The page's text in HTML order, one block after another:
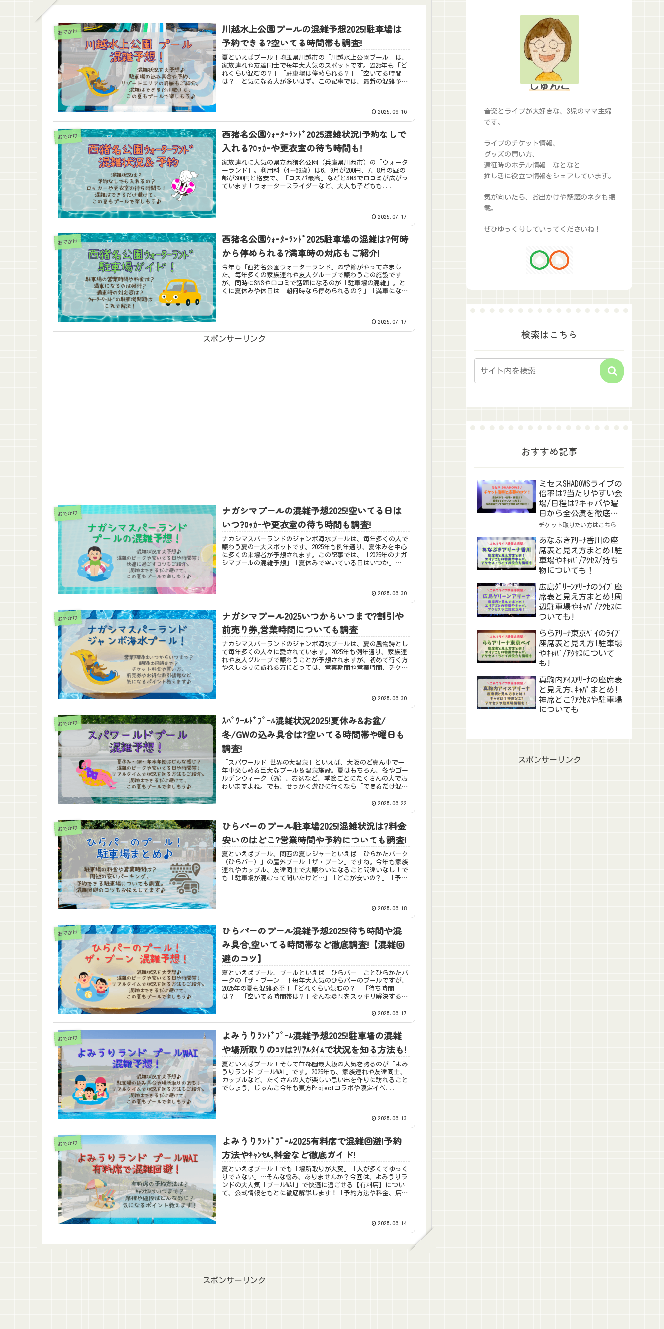
おでかけ
川越水上公園プールの混雑予想2025!駐車場は
予約できる?空いてる時間帯も調査!
夏といえばプール！埼玉県川越市の「川越水上公園プール」は、
家族連れや友達同士で毎年大人気のスポットです。2025年も「ど
れくらい混むの？」「駐車場は停められる？」「空いてる時間
は？」と気になる人が多いはず。この記事では、最新の混雑予想
2025.06.16
おでかけ
西猪名公園ｳｫｰﾀｰﾗﾝﾄﾞ2025混雑状況!予約なしで
入れる?ﾛｯｶｰや更衣室の待ち時間も!
家族連れに人気の県立西猪名公園（兵庫県川西市）の「ウォータ
ーランド」。利用料（4～69歳）は6、9月が200円、7、8月の昼の
部が300円と格安で、「コスパ最高」などとSNSで口コミが広がっ
ています！ウォータースライダーなど、大人も子どもも...
2025.07.17
おでかけ
西猪名公園ｳｫｰﾀｰﾗﾝﾄﾞ2025駐車場の混雑は?何時
から停められる?満車時の対応もご紹介!
今年も「西猪名公園ウォーターランド」の季節がやってきまし
た。毎年多くの家族連れや友人グループで賑わうこの施設です
が、同時にSNSや口コミで話題になるのが「駐車場の混雑」。と
くに夏休みや休日は「朝何時なら停められるの？」「満車になっ
2025.07.17
スポンサーリンク
おでかけ
ナガシマプールの混雑予想2025!空いてる日は
いつ?ﾛｯｶｰや更衣室の待ち時間も調査!
ナガシマスパーランドのジャンボ海水プールは、毎年多くの人で
賑わう夏の一大スポットです。2025年も例年通り、夏休みを中心
に多くの来場者が予想されます。この記事では、「2025年のナガ
シマプールの混雑予想」「夏休みで空いている日はいつか」
2025.06.30
おでかけ
ナガシマプール2025いつからいつまで?割引や
前売り券,営業時間についても調査
ナガシマスパーランドのジャンボ海水プールは、夏の風物詩とし
て毎年多くの人々に愛されています。2025年も例年通り、家族連
れや友人グループで賑わうことが予想されますが、初めて行く方
や久しぶりに訪れる方にとっては、営業期間や営業時間、チケッ
2025.06.30
おでかけ
ｽﾊﾟﾜｰﾙﾄﾞﾌﾟｰﾙ混雑状況2025!夏休み&お盆/
冬/GWの込み具合は?空いてる時間帯や曜日も
調査!
「スパワールド 世界の大温泉」といえば、大阪のど真ん中で一
年中楽しめる巨大なプール＆温泉施設。夏はもちろん、冬やゴー
ルデンウィーク（GW）、お盆など、季節ごとにたくさんの人で賑
わいますよね。でも、せっかく遊びに行くなら「できるだけ混雑
2025.06.22
おでかけ
ひらパーのプール駐車場2025!混雑状況は?料金
安いのはどこ?営業時間や予約についても調査!
夏といえばプール、関西の夏レジャーといえば「ひらかたパーク
（ひらパー）」の屋外プール「ザ・ブーン」ですね。今年も家族
連れやカップル、友達同士で大賑わいになること間違いなし！で
も「駐車場が混むって聞いたけど…」「どこが安いの？」「予約
2025.06.18
おでかけ
ひらパーのプール混雑予想2025!待ち時間や混
み具合,空いてる時間帯など徹底調査!【混雑回
避のコツ】
夏といえばプール、プールといえば「ひらパー」ことひらかたパ
ークの「ザ・ブーン」！毎年大人気のひらパーのプールですが、
2025年の夏も混雑必至！「どれくらい混むの？」「待ち時間
は？」「空いてる時間帯は？」そんな疑問をスッキリ解決するた
2025.06.17
おでかけ
よみうりﾗﾝﾄﾞﾌﾟｰﾙ混雑予想2025!駐車場の混雑
や場所取りのｺﾂは?ﾘｱﾙﾀｲﾑで状況を知る方法も!
夏といえばプール！そして首都圏最大級の人気を誇るのが「よみ
うりランド プールWAI」です。2025年も、家族連れや友達同士、
カップルなど、たくさんの人が楽しい思い出を作りに訪れること
でしょう。じゅんこ今年も東方Projectコラボや限定イベ...
2025.06.13
おでかけ
よみうりﾗﾝﾄﾞﾌﾟｰﾙ2025有料席で混雑回避!予約
方法やｷｬﾝｾﾙ,料金など徹底ガイド!
夏といえばプール！でも「場所取りが大変」「人が多くてゆっく
りできない」…そんな悩み、ありませんか？今回は、よみうりラ
ンドの大人気「プールWAI」で快適に過ごせる【有料席】につい
て、公式情報をもとに徹底解説します！「予約方法や料金、席の
2025.06.14
スポンサーリンク
じゅんこ
音楽とライブが大好きな、3児のママ主婦
です。
ライブのチケット情報、
グッズの買い方、
遠征時のホテル情報 などなど
推し活に役立つ情報をシェアしています。
気が向いたら、お出かけや話題のネタも掲
載。
ぜひゆっくりしていってくださいね！
検索はこちら
おすすめ記事
ミセスSHADOWSライブの
倍率は?当たりやすい会
場/日程は?キャパや曜
日から全公演を徹底予
想！
チケット取りたい方はこちら
あなぶきｱﾘｰﾅ香川の座
席表と見え方まとめ!駐
車場やｷｬﾊﾟ/ｱｸｾｽ/持ち
物についても！
広島ｸﾞﾘｰﾝｱﾘｰﾅのﾗｲﾌﾞ座
席表と見え方まとめ!周
辺駐車場やｷｬﾊﾟ/ｱｸｾｽに
ついても!
ららｱﾘｰﾅ東京ﾍﾞｲのﾗｲﾌﾞ
座席表と見え方!駐車場
やｷｬﾊﾟ/ｱｸｾｽについて
も!
真駒内ｱｲｽｱﾘｰﾅの座席表
と見え方,ｷｬﾊﾟまとめ!
神席どこ?ｱｸｾｽや駐車場
についても
スポンサーリンク